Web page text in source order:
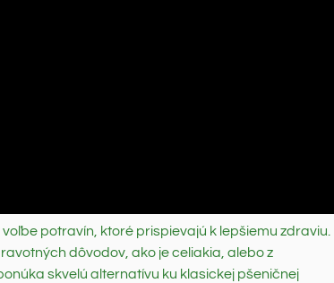
potravín, ktoré prispievajú k lepšiemu zdraviu.
dôvodov, ako je celiakia, alebo z
skvelú alternatívu ku klasickej pšeničnej